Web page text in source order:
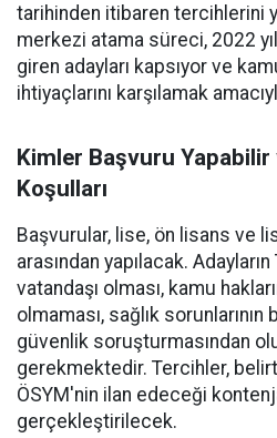
tarihinden itibaren tercihlerini
merkezi atama süreci, 2022
giren adayları kapsıyor ve
ihtiyaçlarını karşılamak
Kimler Başvuru
Koşulları
Başvurular, lise, ön lisans ve
arasından yapılacak.
vatandaşı olması, kamu
olmaması, sağlık
güvenlik soruşturmasından
gerekmektedir. Tercihler,
ÖSYM'nin ilan edeceği
gerçekleştirilecek.